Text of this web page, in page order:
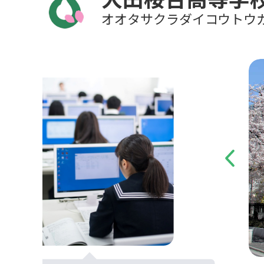
オオタサクラダイコウトウ
Previous